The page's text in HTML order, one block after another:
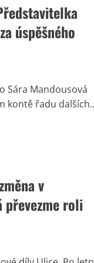
úspěšného
Sára Mandousová
kontě řadu
v
převezme roli